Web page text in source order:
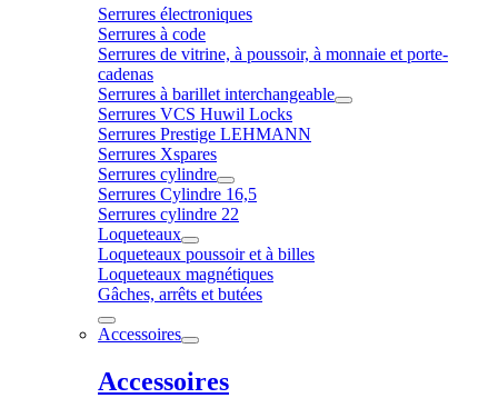
Serrures électroniques
Serrures à code
Serrures de vitrine, à poussoir, à monnaie et porte-
cadenas
Serrures à barillet interchangeable
Serrures VCS Huwil Locks
Serrures Prestige LEHMANN
Serrures Xspares
Serrures cylindre
Serrures Cylindre 16,5
Serrures cylindre 22
Loqueteaux
Loqueteaux poussoir et à billes
Loqueteaux magnétiques
Gâches, arrêts et butées
Accessoires
Accessoires